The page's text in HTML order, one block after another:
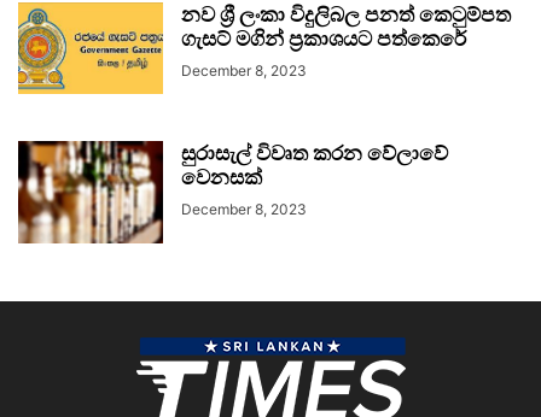
නව ශ්‍රී ලංකා විදුලිබල පනත් කෙටුම්පත
ගැසට් මගින් ප්‍රකාශයට පත්කෙරේ
December 8, 2023
සුරාසැල් විවෘත කරන වේලාවේ
වෙනසක්
December 8, 2023